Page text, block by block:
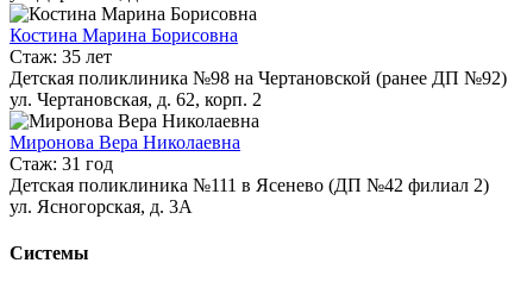
Костина Марина Борисовна
Стаж: 35 лет
Детская поликлиника №98 на Чертановской (ранее ДП №92)
ул. Чертановская, д. 62, корп. 2
Миронова Вера Николаевна
Стаж: 31 год
Детская поликлиника №111 в Ясенево (ДП №42 филиал 2)
ул. Ясногорская, д. 3А
Системы